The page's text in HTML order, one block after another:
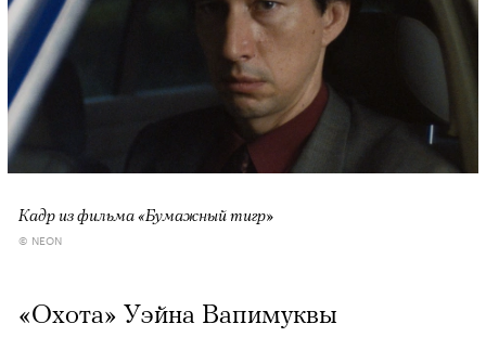
Кадр из фильма «Бумажный тигр»
© NEON
«Охота» Уэйна Вапимуквы